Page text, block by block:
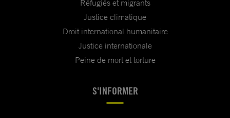
Réfugiés et migrants
Justice climatique
Droit international humanitaire
Justice internationale
Peine de mort et torture
S'INFORMER